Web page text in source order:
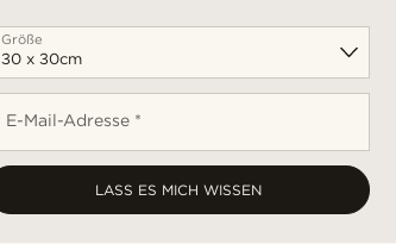
Größe
E-Mail-Adresse *
LASS ES MICH WISSEN